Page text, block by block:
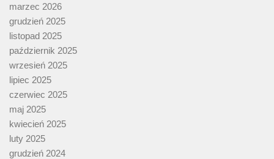
marzec 2026
grudzień 2025
listopad 2025
październik 2025
wrzesień 2025
lipiec 2025
czerwiec 2025
maj 2025
kwiecień 2025
luty 2025
grudzień 2024